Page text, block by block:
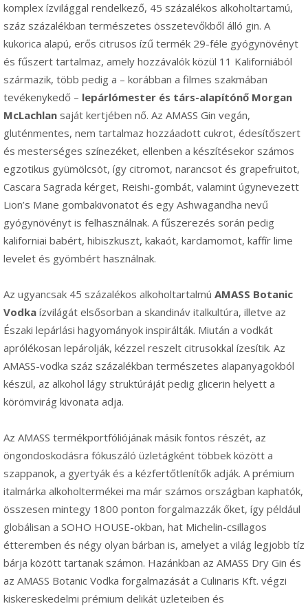
komplex ízvilággal rendelkező, 45 százalékos alkoholtartamú,
száz százalékban természetes összetevőkből álló gin. A
kukorica alapú, erős citrusos ízű termék 29-féle gyógynövényt
és fűszert tartalmaz, amely hozzávalók közül 11 Kaliforniából
származik, több pedig a – korábban a filmes szakmában
tevékenykedő – lepárlómester és társ-alapítónő Morgan
McLachlan saját kertjében nő. Az AMASS Gin vegán,
gluténmentes, nem tartalmaz hozzáadott cukrot, édesítőszert
és mesterséges színezéket, ellenben a készítésekor számos
egzotikus gyümölcsöt, így citromot, narancsot és grapefruitot,
Cascara Sagrada kérget, Reishi-gombát, valamint úgynevezett
Lion’s Mane gombakivonatot és egy Ashwagandha nevű
gyógynövényt is felhasználnak. A fűszerezés során pedig
kaliforniai babért, hibiszkuszt, kakaót, kardamomot, kaffír lime
levelet és gyömbért használnak.
Az ugyancsak 45 százalékos alkoholtartalmú AMASS Botanic
Vodka ízvilágát elsősorban a skandináv italkultúra, illetve az
Északi lepárlási hagyományok inspirálták. Miután a vodkát
aprólékosan lepárolják, kézzel reszelt citrusokkal ízesítik. Az
AMASS-vodka száz százalékban természetes alapanyagokból
készül, az alkohol lágy struktúráját pedig glicerin helyett a
körömvirág kivonata adja.
Az AMASS termékportfóliójának másik fontos részét, az
öngondoskodásra fókuszáló üzletágként többek között a
szappanok, a gyertyák és a kézfertőtlenítők adják. A prémium
italmárka alkoholtermékei ma már számos országban kaphatók,
összesen mintegy 1800 ponton forgalmazzák őket, így például
globálisan a SOHO HOUSE-okban, hat Michelin-csillagos
étteremben és négy olyan bárban is, amelyet a világ legjobb tíz
bárja között tartanak számon. Hazánkban az AMASS Dry Gin és
az AMASS Botanic Vodka forgalmazását a Culinaris Kft. végzi
kiskereskedelmi prémium delikát üzleteiben és